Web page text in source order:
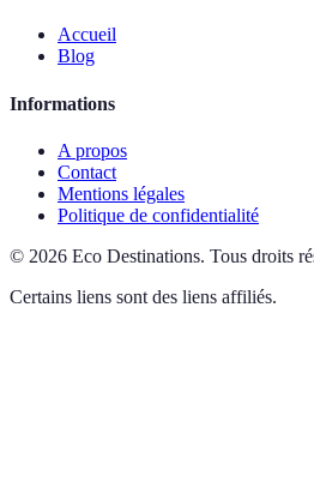
Accueil
Blog
Informations
A propos
Contact
Mentions légales
Politique de confidentialité
© 2026 Eco Destinations. Tous droits
Certains liens sont des liens affiliés.